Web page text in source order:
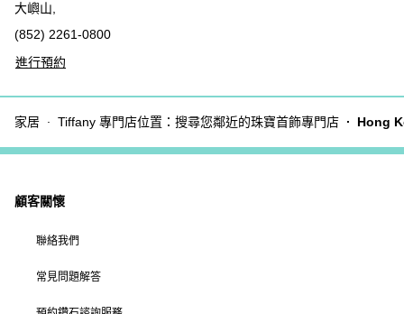
大嶼山,
(852) 2261-0800
進行預約
家居 Tiffany 專門店位置：搜尋您鄰近的珠寶首飾專門店 Hong
顧客關懷
聯絡我們
常見問題解答